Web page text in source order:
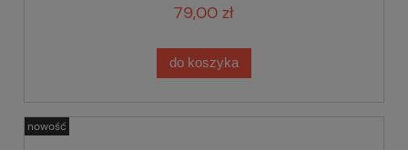
79,00 zł
do koszyka
nowość